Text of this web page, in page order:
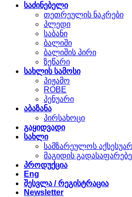
საძინებელი
თეთრეულის ნაკრები
პლედი
საბანი
ბალიში
ბალიშის პირი
ზეწარი
სახლის სამოსი
პიჟამო
ROBE
პენუარი
აბაზანა
პირსახოცი
გაყიდვადი
სახლი
სამზარეულოს
მაგიდის
პროდუქცია
Eng
შესვლა / რეგისტრაცია
Newsletter